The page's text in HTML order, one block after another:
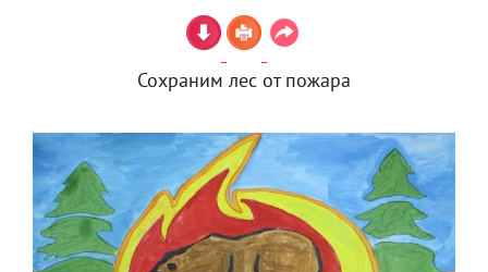
Сохраним лес от пожара